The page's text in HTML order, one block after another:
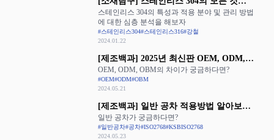
알아보자
스테인리스 304의 특성과 적용 분야 및 관리 방법
에 대한 심층 분석을 해보자
#스테인리스304#스테인리스316#강철
2024.01.22
[제조백과] 2025년 최신판 OEM, ODM,
OBM의 장단점 완벽 정리
OEM, ODM, OBM의 차이가 궁금하다면?
#OEM#ODM#OBM
2024.05.21
[제조백과] 일반 공차 적용방법 알아보기:
ISO 2768과 KS B ISO 2768
일반 공차가 궁금하다면?
#일반공차#공차#ISO2768#KSBISO2768
2024.05.23